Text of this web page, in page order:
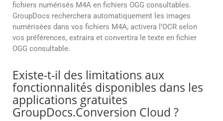
fichiers numérisés M4A en fichiers OGG consultables.
GroupDocs recherchera automatiquement les images
numérisées dans vos fichiers M4A, activera l’OCR selon
vos préférences, extraira et convertira le texte en fichier
OGG consultable.
Existe-t-il des limitations aux
fonctionnalités disponibles dans les
applications gratuites
GroupDocs.Conversion Cloud ?